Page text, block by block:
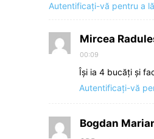
Autentificați-vă pentru a
Mircea
00:09
Își ia 4 bucăți și
Autentificați-vă
Bogdan